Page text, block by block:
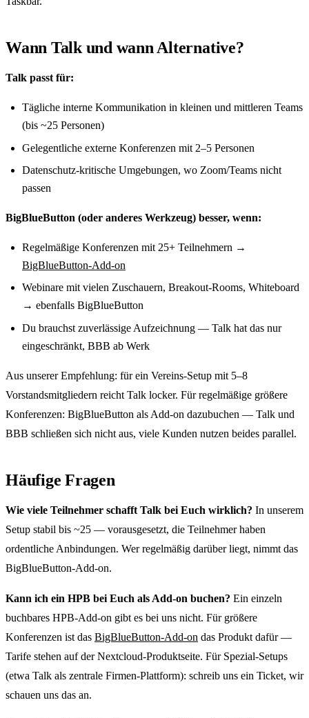
Wann Talk und wann Alternative?
Talk passt für:
Tägliche interne Kommunikation in kleinen und mittleren Teams
(bis ~25 Personen)
Gelegentliche externe Konferenzen mit 2–5 Personen
Datenschutz-kritische Umgebungen, wo Zoom/Teams nicht
passen
BigBlueButton (oder anderes Werkzeug) besser, wenn:
Regelmäßige Konferenzen mit 25+ Teilnehmern →
BigBlueButton-Add-on
Webinare mit vielen Zuschauern, Breakout-Rooms, Whiteboard
→ ebenfalls BigBlueButton
Du brauchst zuverlässige Aufzeichnung — Talk hat das nur
eingeschränkt, BBB ab Werk
Aus unserer Empfehlung: für ein Vereins-Setup mit 5–8
Vorstandsmitgliedern reicht Talk locker. Für regelmäßige größere
Konferenzen: BigBlueButton als Add-on dazubuchen — Talk und
BBB schließen sich nicht aus, viele Kunden nutzen beides parallel.
Häufige Fragen
Wie viele Teilnehmer schafft Talk bei Euch wirklich? In unserem
Setup stabil bis ~25 — vorausgesetzt, die Teilnehmer haben
ordentliche Anbindungen. Wer regelmäßig darüber liegt, nimmt das
BigBlueButton-Add-on.
Kann ich ein HPB bei Euch als Add-on buchen? Ein einzeln
buchbares HPB-Add-on gibt es bei uns nicht. Für größere
Konferenzen ist das BigBlueButton-Add-on das Produkt dafür —
Tarife stehen auf der Nextcloud-Produktseite. Für Spezial-Setups
(etwa Talk als zentrale Firmen-Plattform): schreib uns ein Ticket, wir
schauen uns das an.